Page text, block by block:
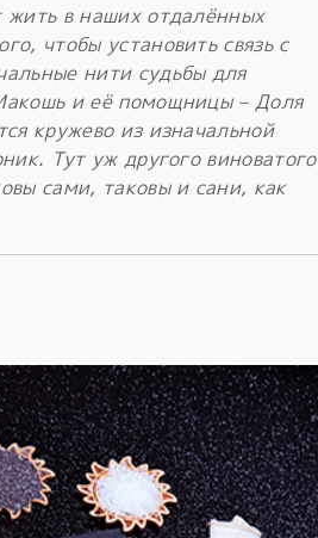
жить в наших отдалённых
чтобы установить связь с
нити судьбы для
и её помощницы – Доля
кружево из изначальной
Тут уж другого виноватого
сами, таковы и сани, как